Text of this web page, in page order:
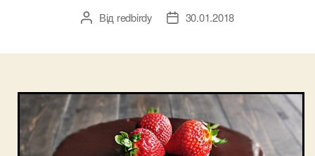
Автор
Від redbirdy
Дата30.01.2018